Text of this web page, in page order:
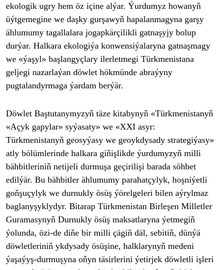
ekologik ugry hem öz içine alýar. Ýurdumyz howanyň
üýtgemegine we daşky gurşawyň hapalanmagyna garşy
ählumumy tagallalara jogapkärçilikli gatnaşyjy bolup
durýar. Halkara ekologiýa konwensiýalaryna gatnaşmagy
we «ýaşyl» başlangyçlary ilerletmegi Türkmenistana
geljegi nazarlaýan döwlet hökmünde abraýyny
pugtalandyrmaga ýardam berýär.
Döwlet Baştutanymyzyň täze kitabynyň «Türkmenistanyň
«Açyk gapylar» syýasaty» we «XXI asyr:
Türkmenistanyň geosyýasy we geoykdysady strategiýasy»
atly bölümlerinde halkara giňişlikde ýurdumyzyň milli
bähbitleriniň netijeli durmuşa geçirilişi barada söhbet
edilýär. Bu bähbitler ählumumy parahatçylyk, hoşniýetli
goňşuçylyk we durnukly ösüş ýörelgeleri bilen aýrylmaz
baglanyşyklydyr. Bitarap Türkmenistan Birleşen Milletler
Guramasynyň Durnukly ösüş maksatlaryna ýetmegiň
ýolunda, özi-de diňe bir milli çägiň däl, sebitiň, dünýä
döwletleriniň ykdysady ösüşine, halklarynyň medeni
ýaşaýyş-durmuşyna oňyn täsirlerini ýetirjek döwletli işleri